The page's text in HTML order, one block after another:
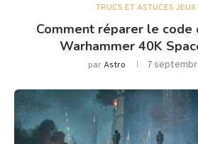
TRUCS ET ASTUCES JEUX
Comment réparer le code
Warhammer 40K
parAstro 7